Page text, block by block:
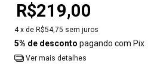
R$219,00
4 x de R$54,75 sem juros
5% de desconto pagando com Pix
Ver mais detalhes